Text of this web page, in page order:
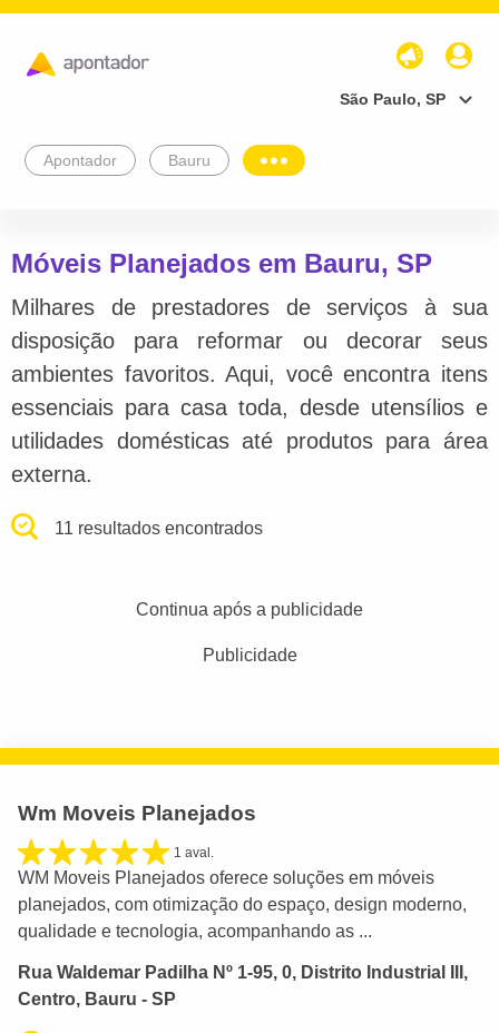
São Paulo, SP
Apontador Bauru
Móveis Planejados em Bauru, SP
Milhares de prestadores de serviços à sua
disposição para reformar ou decorar seus
ambientes favoritos. Aqui, você encontra itens
essenciais para casa toda, desde utensílios e
utilidades domésticas até produtos para área
externa.
11 resultados encontrados
Continua após a publicidade
Publicidade
Wm Moveis Planejados
1 aval.
WM Moveis Planejados oferece soluções em móveis
planejados, com otimização do espaço, design moderno,
qualidade e tecnologia, acompanhando as ...
Rua Waldemar Padilha Nº 1-95, 0, Distrito Industrial III,
Centro, Bauru - SP